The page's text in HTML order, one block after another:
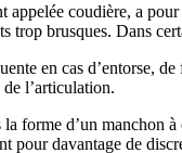
appelée coudière, a
trop brusques. Dans
en cas d’entorse,
l’articulation.
forme d’un manchon
pour davantage de